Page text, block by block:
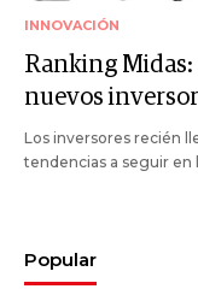
INNOVACIÓN
Ranking
nuevos
Los inversores recién
tendencias a seguir en
Popular